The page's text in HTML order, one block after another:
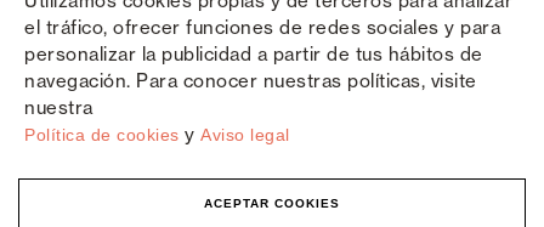
el tráfico, ofrecer funciones de redes sociales y para
personalizar la publicidad a partir de tus hábitos de
navegación. Para conocer nuestras políticas, visite
nuestra
Política de cookies y Aviso legal
ACEPTAR COOKIES
Copyright © Saxun 2023 - 2026 Política de privacidade Aviso Legal Cookies